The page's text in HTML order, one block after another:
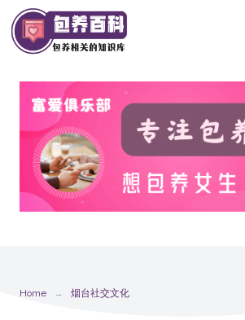
Skip
to
content
Home 烟台社交文化